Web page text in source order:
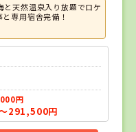
と天然温泉入り放題でロケ
専用宿舎完備！
円
291,500円